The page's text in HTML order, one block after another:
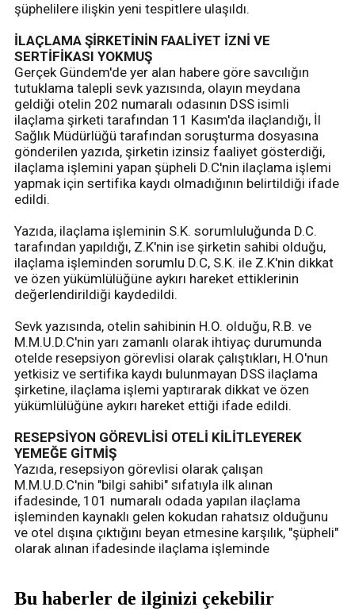
şüphelilere ilişkin yeni tespitlere ulaşıldı.
İLAÇLAMA ŞİRKETİNİN FAALİYET İZNİ VE
SERTİFİKASI YOKMUŞ
Gerçek Gündem'de yer alan habere göre savcılığın
tutuklama talepli sevk yazısında, olayın meydana
geldiği otelin 202 numaralı odasının DSS isimli
ilaçlama şirketi tarafından 11 Kasım'da ilaçlandığı, İl
Sağlık Müdürlüğü tarafından soruşturma dosyasına
gönderilen yazıda, şirketin izinsiz faaliyet gösterdiği,
ilaçlama işlemini yapan şüpheli D.C'nin ilaçlama işlemi
yapmak için sertifika kaydı olmadığının belirtildiği ifade
edildi.
Yazıda, ilaçlama işleminin S.K. sorumluluğunda D.C.
tarafından yapıldığı, Z.K'nin ise şirketin sahibi olduğu,
ilaçlama işleminden sorumlu D.C, S.K. ile Z.K'nin dikkat
ve özen yükümlülüğüne aykırı hareket ettiklerinin
değerlendirildiği kaydedildi.
Sevk yazısında, otelin sahibinin H.O. olduğu, R.B. ve
M.M.U.D.C'nin yarı zamanlı olarak ihtiyaç durumunda
otelde resepsiyon görevlisi olarak çalıştıkları, H.O'nun
yetkisiz ve sertifika kaydı bulunmayan DSS ilaçlama
şirketine, ilaçlama işlemi yaptırarak dikkat ve özen
yükümlülüğüne aykırı hareket ettiği ifade edildi.
RESEPSİYON GÖREVLİSİ OTELİ KİLİTLEYEREK
YEMEĞE GİTMİŞ
Yazıda, resepsiyon görevlisi olarak çalışan
M.M.U.D.C'nin "bilgi sahibi" sıfatıyla ilk alınan
ifadesinde, 101 numaralı odada yapılan ilaçlama
işleminden kaynaklı gelen kokudan rahatsız olduğunu
ve otel dışına çıktığını beyan etmesine karşılık, "şüpheli"
olarak alınan ifadesinde ilaçlama işleminde
Bu haberler de ilginizi çekebilir